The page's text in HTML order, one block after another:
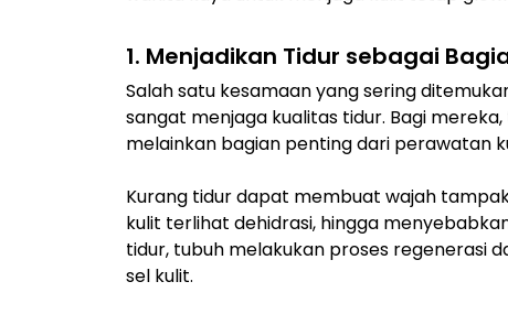
1. Menjadikan Tidur sebagai
Salah satu kesamaan yang sering
sangat menjaga kualitas tidur. Bagi
melainkan bagian penting dari perawatan
Kurang tidur dapat membuat wajah
kulit terlihat dehidrasi, hingga
tidur, tubuh melakukan proses regenerasi
sel kulit.